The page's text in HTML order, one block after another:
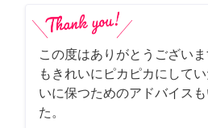
この度はありがとうござい
もきれいにピカピカにして
いに保つためのアドバイス
た。